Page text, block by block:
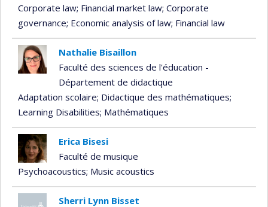
Corporate law; Financial market law; Corporate
governance; Economic analysis of law; Financial law
Nathalie Bisaillon
Faculté des sciences de l'éducation -
Département de didactique
Adaptation scolaire; Didactique des mathématiques;
Learning Disabilities; Mathématiques
Erica Bisesi
Faculté de musique
Psychoacoustics; Music acoustics
Sherri Lynn Bisset